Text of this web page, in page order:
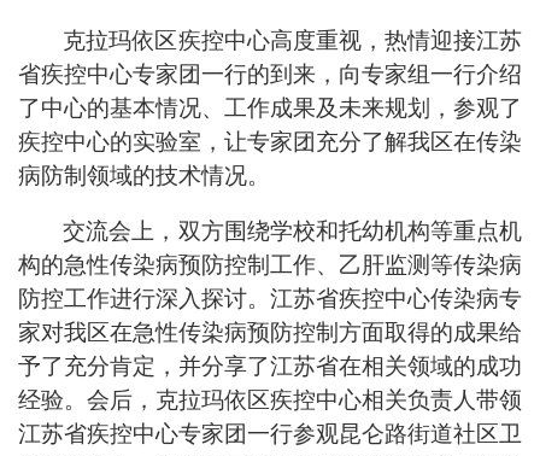
克拉玛依区疾控中心高度重视，热情迎接江苏
省疾控中心专家团一行的到来，向专家组一行介绍
了中心的基本情况、工作成果及未来规划，参观了
疾控中心的实验室，让专家团充分了解我区在传染
病防制领域的技术情况。
交流会上，双方围绕学校和托幼机构等重点机
构的急性传染病预防控制工作、乙肝监测等传染病
防控工作进行深入探讨。江苏省疾控中心传染病专
家对我区在急性传染病预防控制方面取得的成果给
予了充分肯定，并分享了江苏省在相关领域的成功
经验。会后，克拉玛依区疾控中心相关负责人带领
江苏省疾控中心专家团一行参观昆仑路街道社区卫